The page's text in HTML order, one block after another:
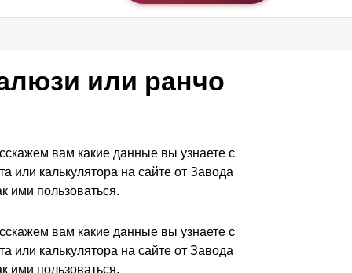
Комбинированные заборы
ВОРОТА И КАЛИТКИ
Ворота откатные
Ворота складные гармошка
Каркасы ворот
Калитки
или ранчо
вам какие данные вы узнаете с
или калькулятора на сайте от Завода
ими пользоваться.
вам какие данные вы узнаете с
или калькулятора на сайте от Завода
ими пользоваться.